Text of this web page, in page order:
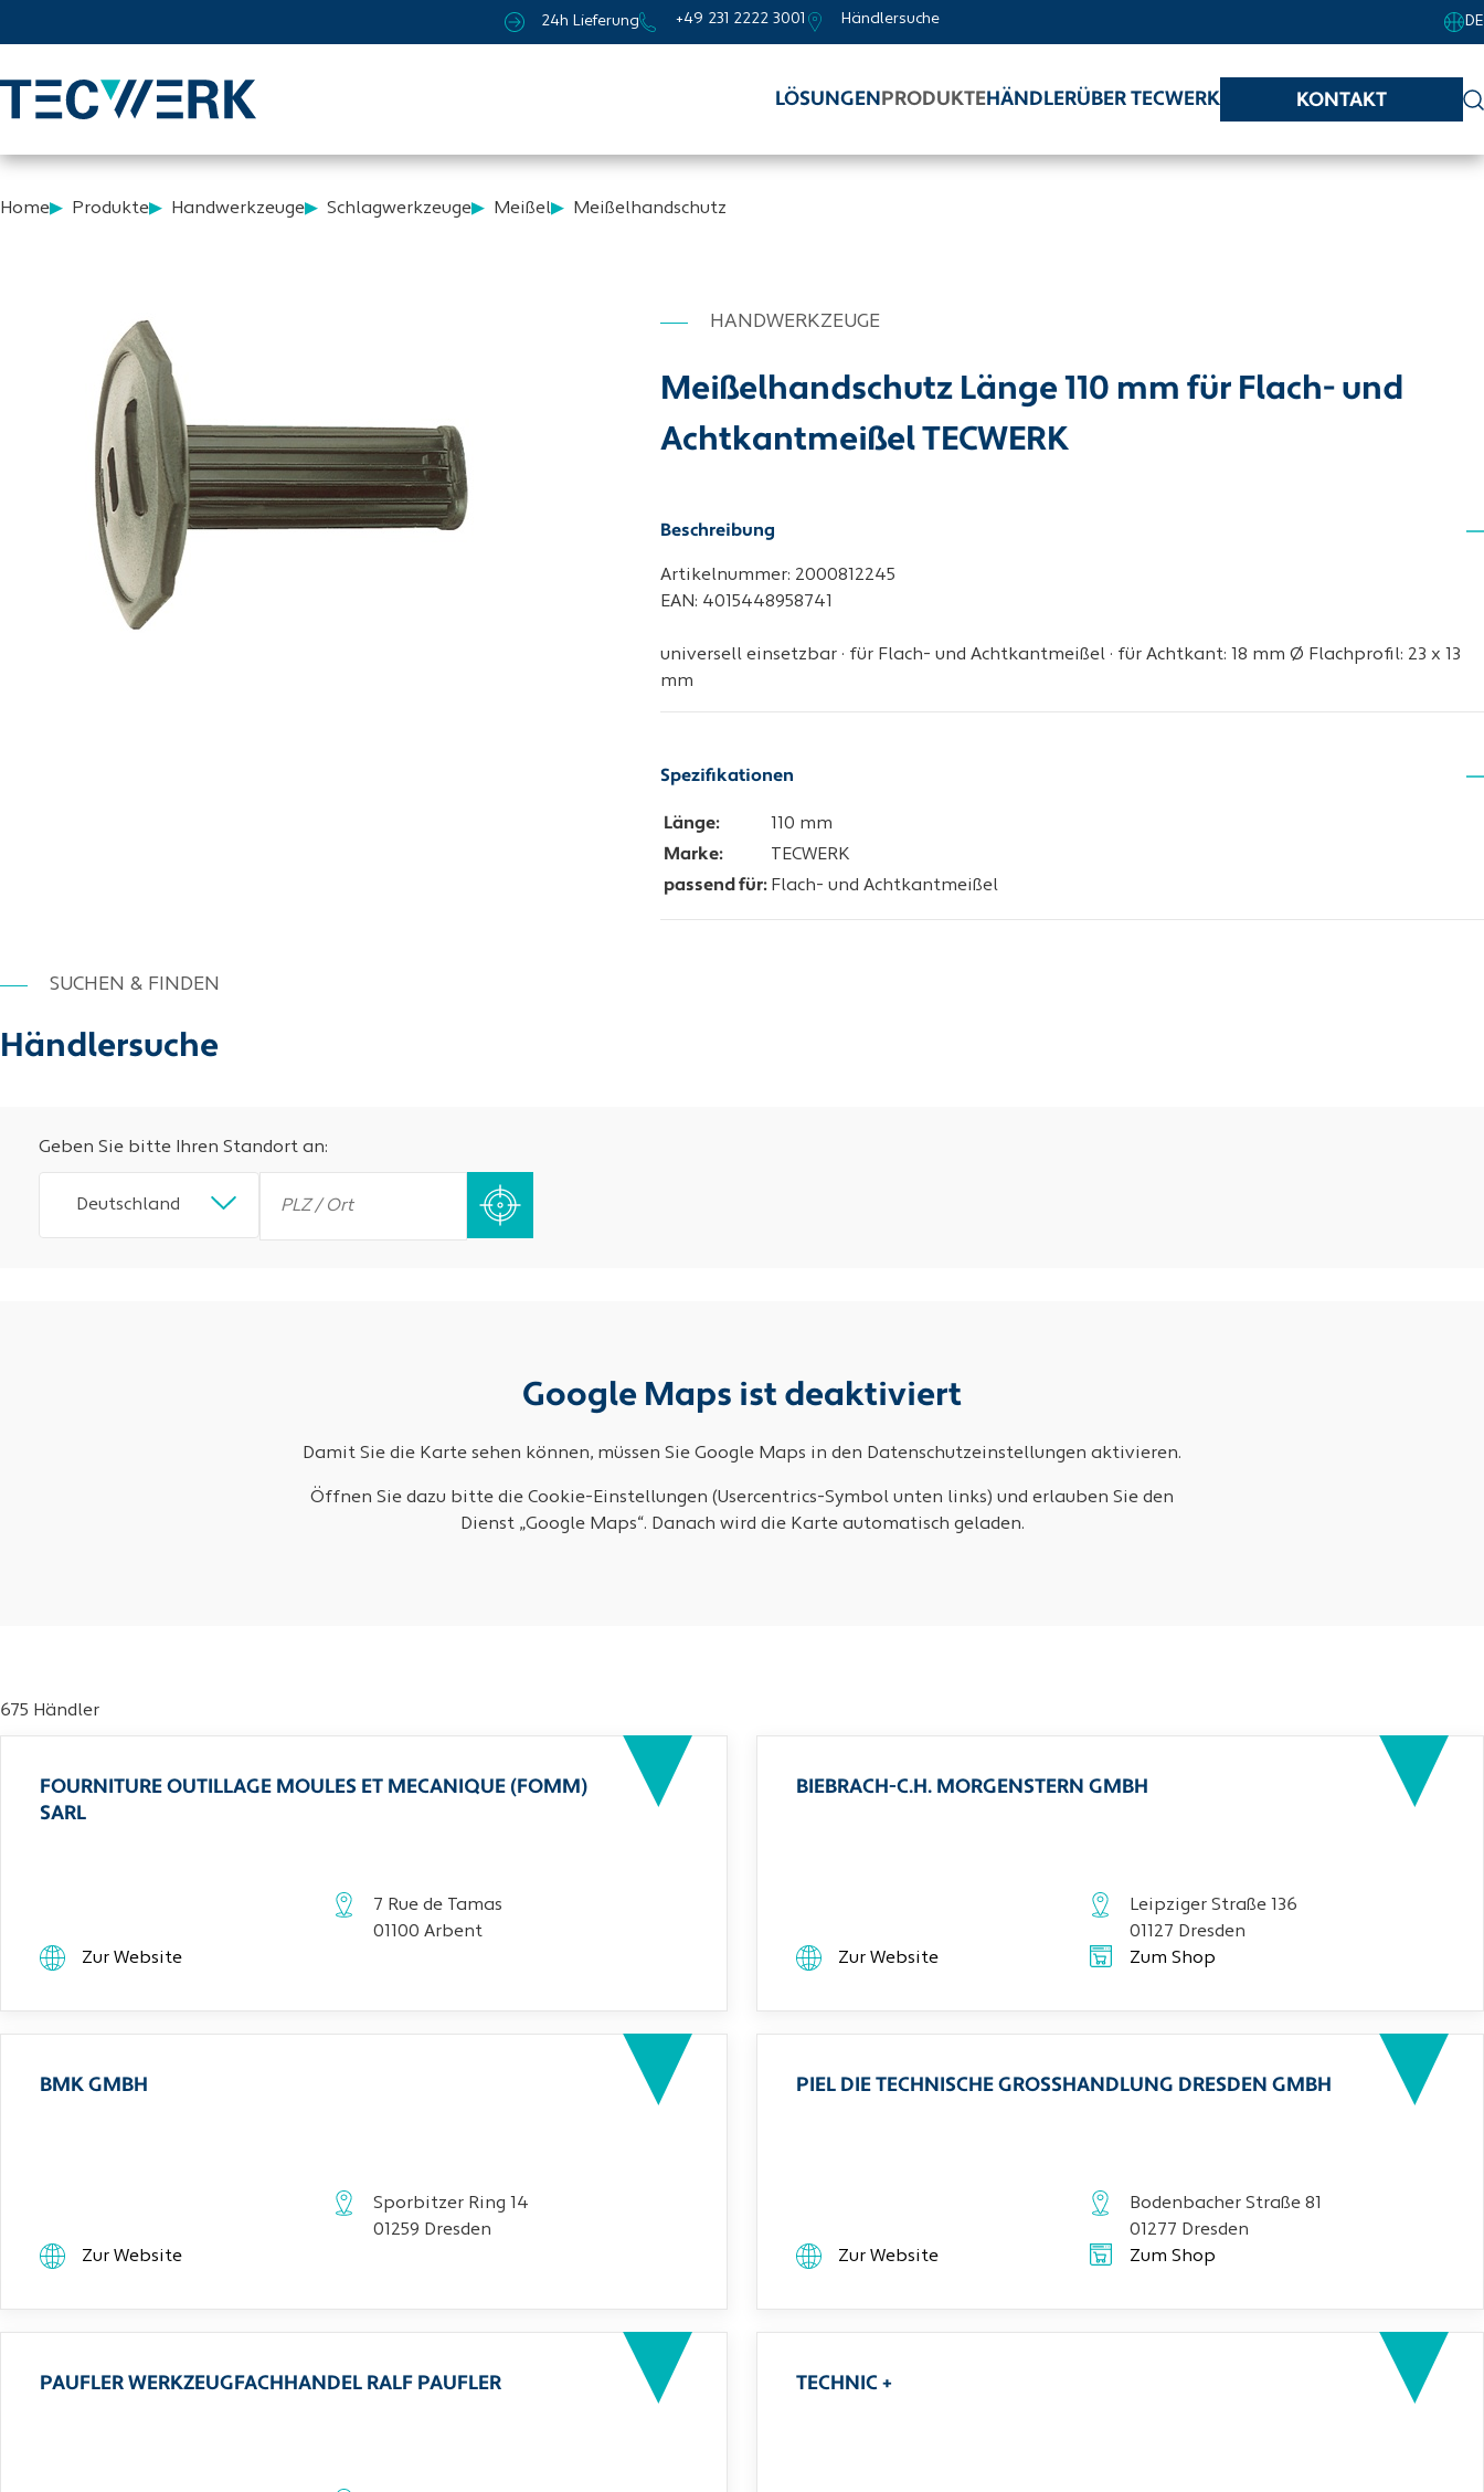
24h Lieferung +49 231 2222 3001 Händlersuche DE
LÖSUNGEN PRODUKTEHÄNDLERÜBER TECWERK KONTAKT
Home Produkte Handwerkzeuge Schlagwerkzeuge Meißel Meißelhandschutz
HANDWERKZEUGE
Meißelhandschutz Länge 110 mm für Flach- und
Achtkantmeißel TECWERK
Beschreibung
Artikelnummer: 2000812245
EAN: 4015448958741
universell einsetzbar · für Flach- und Achtkantmeißel · für Achtkant: 18 mm Ø Flachprofil: 23 x 13
mm
Spezifikationen
Länge:
110 mm
Marke:
TECWERK
passend für: Flach- und Achtkantmeißel
SUCHEN & FINDEN
Händlersuche
Geben Sie bitte Ihren Standort an:
Deutschland
Google Maps ist deaktiviert
Damit Sie die Karte sehen können, müssen Sie Google Maps in den Datenschutzeinstellungen aktivieren.
Öffnen Sie dazu bitte die Cookie-Einstellungen (Usercentrics-Symbol unten links) und erlauben Sie den
Dienst „Google Maps“. Danach wird die Karte automatisch geladen.
675 Händler
FOURNITURE OUTILLAGE MOULES ET MECANIQUE (FOMM)
SARL
7 Rue de Tamas
01100 Arbent
Zur Website
BIEBRACH-C.H. MORGENSTERN GMBH
Leipziger Straße 136
01127 Dresden
Zur Website
Zum Shop
BMK GMBH
Sporbitzer Ring 14
01259 Dresden
Zur Website
PIEL DIE TECHNISCHE GROSSHANDLUNG DRESDEN GMBH
Bodenbacher Straße 81
01277 Dresden
Zur Website
Zum Shop
PAUFLER WERKZEUGFACHHANDEL RALF PAUFLER TECHNIC +